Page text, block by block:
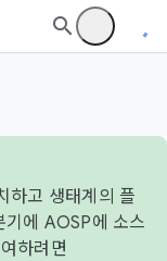
하고 생태계의 플
에 AOSP에 소스
하려면